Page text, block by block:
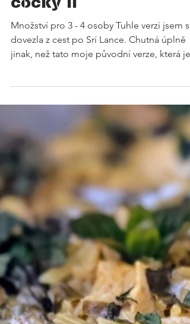
RECEPTY
Dhal z červené
čočky II
Množství pro 3 - 4 osoby Tuhle verzi jsem si
dovezla z cest po Srí Lance. Chutná úplně
jinak, než tato moje původní verze, která je
kyselejší. Tahle je také o dost jednodušší.
#červenáčočka půlená 160 g #voda 600 g
#cibule červená 1 menší kus #hřebíček 10 ks
#skořice 1/2 svitku #kari 1 lžička #kurkuma 1
lžička Čočku několikrát propláchněte ve
vodě, cibuli nakrájejte na měsíčky. Vše dejte
do hrnce, přiveďte k varu a vařte 10 minut
přiklopené. #kokosovémléko sušené 4 lžíce
ne